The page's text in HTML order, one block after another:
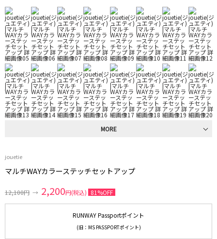
MORE
jouetie
マルチWAYカラーステッチセットアップ
12,100円 → 2,200円(税込) 81%OFF
RUNWAY Passportポイント
(旧：MS PASSPORTポイント)